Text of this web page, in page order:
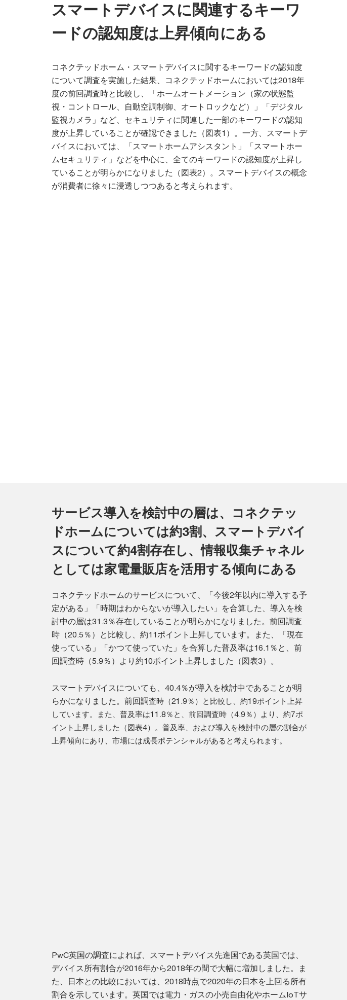
スマートデバイスに関連するキーワ
ードの認知度は上昇傾向にある
コネクテッドホーム・スマートデバイスに関するキーワードの認知度
について調査を実施した結果、コネクテッドホームにおいては2018年
度の前回調査時と比較し、「ホームオートメーション（家の状態監
視・コントロール、自動空調制御、オートロックなど）」「デジタル
監視カメラ」など、セキュリティに関連した一部のキーワードの認知
度が上昇していることが確認できました（図表1）。一方、スマートデ
バイスにおいては、「スマートホームアシスタント」「スマートホー
ムセキュリティ」などを中心に、全てのキーワードの認知度が上昇し
ていることが明らかになりました（図表2）。スマートデバイスの概念
が消費者に徐々に浸透しつつあると考えられます。
サービス導入を検討中の層は、コネクテッ
ドホームについては約3割、スマートデバイ
スについて約4割存在し、情報収集チャネル
としては家電量販店を活用する傾向にある
コネクテッドホームのサービスについて、「今後2年以内に導入する予
定がある」「時期はわからないが導入したい」を合算した、導入を検
討中の層は31.3％存在していることが明らかになりました。前回調査
時（20.5％）と比較し、約11ポイント上昇しています。また、「現在
使っている」「かつて使っていた」を合算した普及率は16.1％と、前
回調査時（5.9％）より約10ポイント上昇しました（図表3）。
スマートデバイスについても、40.4％が導入を検討中であることが明
らかになりました。前回調査時（21.9％）と比較し、約19ポイント上昇
しています。また、普及率は11.8％と、前回調査時（4.9％）より、約7ポ
イント上昇しました（図表4）。普及率、および導入を検討中の層の割合が
上昇傾向にあり、市場には成長ポテンシャルがあると考えられます。
PwC英国の調査によれば、スマートデバイス先進国である英国では、
デバイス所有割合が2016年から2018年の間で大幅に増加しました。ま
た、日本との比較においては、2018時点で2020年の日本を上回る所有
割合を示しています。英国では電力・ガスの小売自由化やホームIoTサ